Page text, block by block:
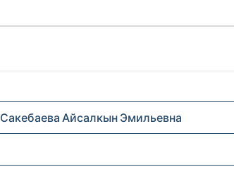
Сакебаева Айсалкын Эмильевна